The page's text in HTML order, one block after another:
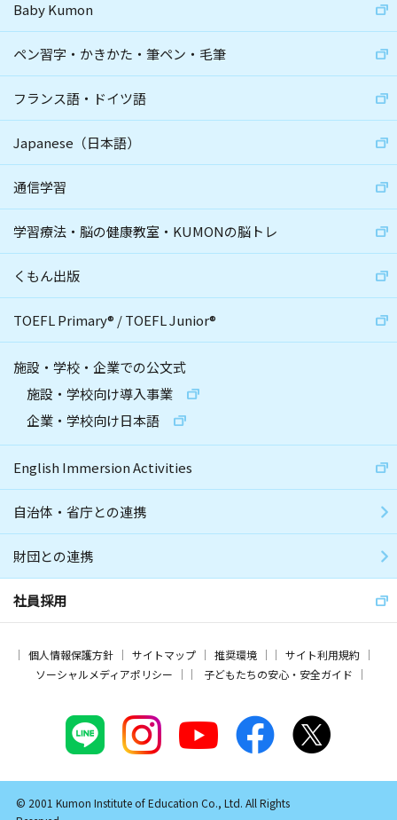
Baby Kumon
ペン習字・かきかた・筆ペン・毛筆
フランス語・ドイツ語
Japanese（日本語）
通信学習
学習療法・脳の健康教室・KUMONの脳トレ
くもん出版
TOEFL Primary® /TOEFL Junior®
施設・学校・企業での公文式
施設・学校向け導入事業
企業・学校向け日本語
English Immersion Activities
自治体・省庁との連携
財団との連携
社員採用
個人情報保護方針 サイトマップ 推奨環境
サイト利用規約
ソーシャルメディアポリシー
子どもたちの安心・安全ガイド
© 2001 Kumon Institute of Education Co., Ltd. All Rights